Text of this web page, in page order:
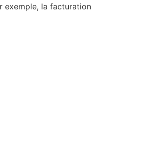
exemple, la facturation